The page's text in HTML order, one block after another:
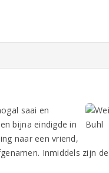
saai en
bijna eindigde in
naar een vriend,
Inmiddels zijn